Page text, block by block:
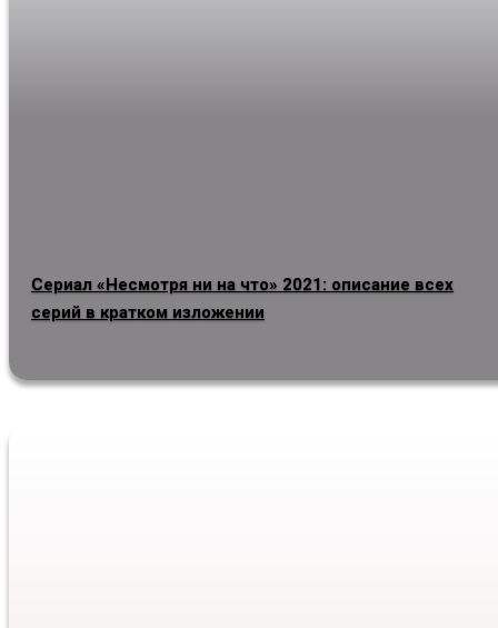
Сериал «Несмотря ни на что» 2021: описание всех
серий в кратком изложении